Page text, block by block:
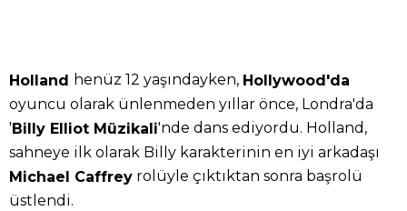
Holland henüz 12 yaşındayken, Hollywood'da
oyuncu olarak ünlenmeden yıllar önce, Londra'da
'Billy Elliot Müzikali'nde dans ediyordu. Holland,
sahneye ilk olarak Billy karakterinin en iyi arkadaşı
Michael Caffrey rolüyle çıktıktan sonra başrolü
üstlendi.